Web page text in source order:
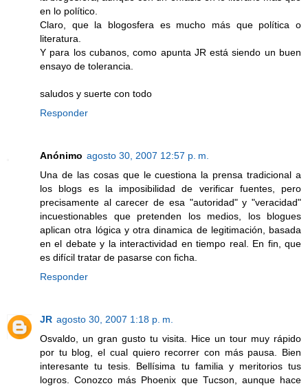
en lo político.
Claro, que la blogosfera es mucho más que política o
literatura.
Y para los cubanos, como apunta JR está siendo un buen
ensayo de tolerancia.
saludos y suerte con todo
Responder
Anónimo agosto 30, 2007 12:57 p. m.
Una de las cosas que le cuestiona la prensa tradicional a
los blogs es la imposibilidad de verificar fuentes, pero
precisamente al carecer de esa "autoridad" y "veracidad"
incuestionables que pretenden los medios, los blogues
aplican otra lógica y otra dinamica de legitimación, basada
en el debate y la interactividad en tiempo real. En fin, que
es difícil tratar de pasarse con ficha.
Responder
JR agosto 30, 2007 1:18 p. m.
Osvaldo, un gran gusto tu visita. Hice un tour muy rápido
por tu blog, el cual quiero recorrer con más pausa. Bien
interesante tu tesis. Bellísima tu familia y meritorios tus
logros. Conozco más Phoenix que Tucson, aunque hace